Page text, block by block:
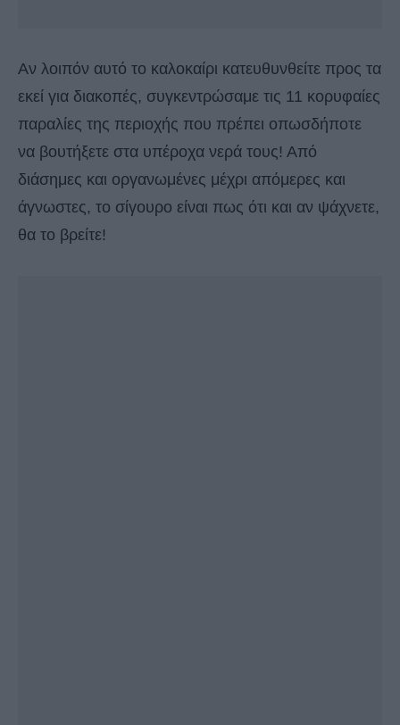
Αν λοιπόν αυτό το καλοκαίρι κατευθυνθείτε προς τα
εκεί για διακοπές, συγκεντρώσαμε τις 11 κορυφαίες
παραλίες της περιοχής που πρέπει οπωσδήποτε
να βουτήξετε στα υπέροχα νερά τους! Από
διάσημες και οργανωμένες μέχρι απόμερες και
άγνωστες, το σίγουρο είναι πως ότι και αν ψάχνετε,
θα το βρείτε!